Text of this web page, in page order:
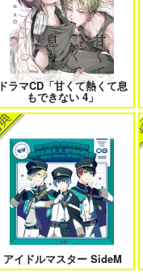
嘘つきなキスで今日もバイバイ
明日もきみに会いに行く 2
隠れ狼と流され子羊
ドラマCD「甘くて熱くて息
もできない 4」
アイドルマスター SideM